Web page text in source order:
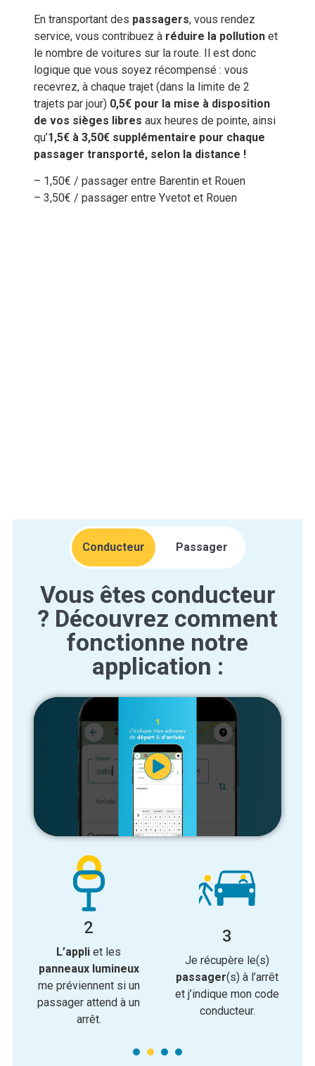
En transportant des passagers, vous rendez
service, vous contribuez à réduire la pollutionet
le nombre de voitures sur la route. Il est donc
logique que vous soyez récompensé : vous
recevrez, à chaque trajet (dans la limite de 2
trajets par jour) 0,5€ pour la mise à disposition
de vos sièges libres aux heures de pointe, ainsi
qu’1,5€ à 3,50€ supplémentaire pour chaque
passager transporté, selon la distance !
– 1,50€ / passager entre Barentin et Rouen
– 3,50€ / passager entre Yvetot et Rouen
Conducteur Passager
Vous êtes conducteur
? Découvrez comment
fonctionne notre
application :
2
L’appli et les
panneaux lumineux
me préviennent si un
passager attend à un
arrêt.
3
Je récupère le(s)
passager(s) à l’arrêt
et j’indique mon code
conducteur.
Vous êtes passager ?
Découvrez comment
fonctionne notre
application :
2
Faites votre demande
detrajetparl’appli,
parSMSou par
téléphone.
3
Un conducteur s’arrête.
Il vous donne son
code conducteur, à
rentrer dans
l’application.